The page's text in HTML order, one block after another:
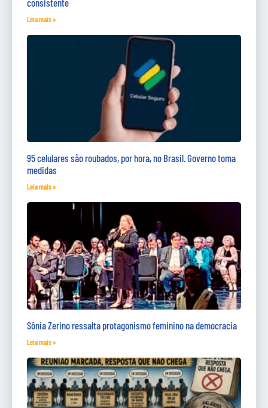
Leia mais »
95 celulares são roubados, por hora, no Brasil. Governo toma
medidas
Leia mais »
Sônia Zerino ressalta protagonismo feminino na democracia
Leia mais »